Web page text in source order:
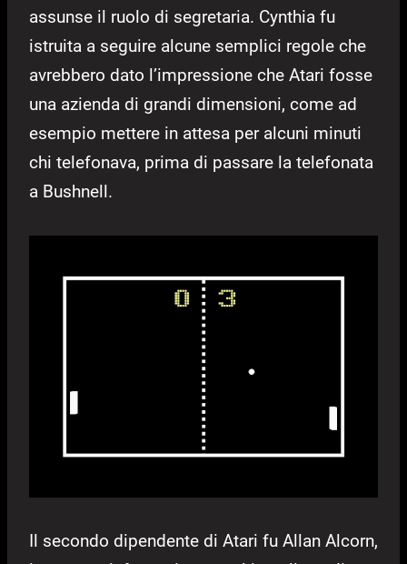
assunse il ruolo di segretaria. Cynthia fu
istruita a seguire alcune semplici regole che
avrebbero dato l’impressione che Atari fosse
una azienda di grandi dimensioni, come ad
esempio mettere in attesa per alcuni minuti
chi telefonava, prima di passare la telefonata
a Bushnell.
Il secondo dipendente di Atari fu Allan Alcorn,